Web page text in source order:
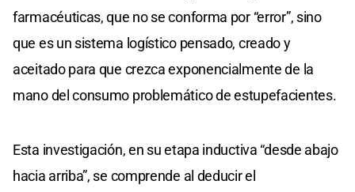
farmacéuticas, que no se conforma por “error”, sino
que es un sistema logístico pensado, creado y
aceitado para que crezca exponencialmente de la
mano del consumo problemático de estupefacientes.
Esta investigación, en su etapa inductiva “desde abajo
hacia arriba”, se comprende al deducir el